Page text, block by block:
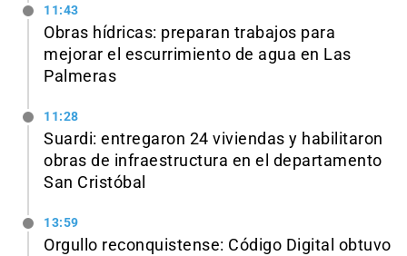
11:43
Obras hídricas: preparan trabajos para
mejorar el escurrimiento de agua en Las
Palmeras
11:28
Suardi: entregaron 24 viviendas y habilitaron
obras de infraestructura en el departamento
San Cristóbal
13:59
Orgullo reconquistense: Código Digital obtuvo